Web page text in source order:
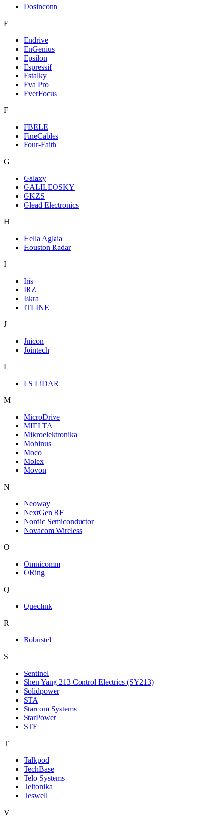
Dosinconn
E
Endrive
EnGenius
Epsilon
Espressif
Estalky
Eva Pro
EverFocus
F
FBELE
FineCables
Four-Faith
G
Galaxy
GALILEOSKY
GKZS
Glead Electronics
H
Hella Aglaia
Houston Radar
I
Iris
IRZ
Iskra
ITLINE
J
Jnicon
Jointech
L
LS LiDAR
M
MicroDrive
MIELTA
Mikroelektronika
Mobinus
Moco
Molex
Movon
N
Neoway
NextGen RF
Nordic Semiconductor
Novacom Wireless
O
Omnicomm
ORing
Q
Queclink
R
Robustel
S
Sentinel
Shen Yang 213 Control Electrics (SY213)
Solidpower
STA
Starcom Systems
StarPower
STE
T
Talkpod
TechBase
Telo Systems
Teltonika
Teswell
V